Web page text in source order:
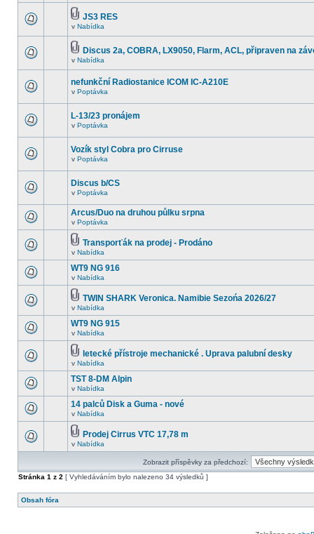
JS3 RES
v Nabídka
Discus 2a, COBRA, LX9050, Flarm, ACL, připraven na
v Nabídka
nefunkční Radiostanice ICOM IC-A210E
v Poptávka
L-13/23 pronájem
v Poptávka
Vozík styl Cobra pro Cirruse
v Poptávka
Discus b/CS
v Poptávka
Arcus/Duo na druhou půlku srpna
v Poptávka
Transporťák na prodej - Prodáno
v Nabídka
WT9 NG 916
v Nabídka
TWIN SHARK Veronica. Namibie Sezońa 2026/27
v Nabídka
WT9 NG 915
v Nabídka
letecké přístroje mechanické . Uprava palubní desky
v Nabídka
TST 8-DM Alpin
v Nabídka
14 palců Disk a Guma - nové
v Nabídka
Prodej Cirrus VTC 17,78 m
v Nabídka
Zobrazit příspěvky za předchozí:
Stránka 1 z 2 [ Vyhledáváním bylo nalezeno 34 výsledků ]
Obsah fóra